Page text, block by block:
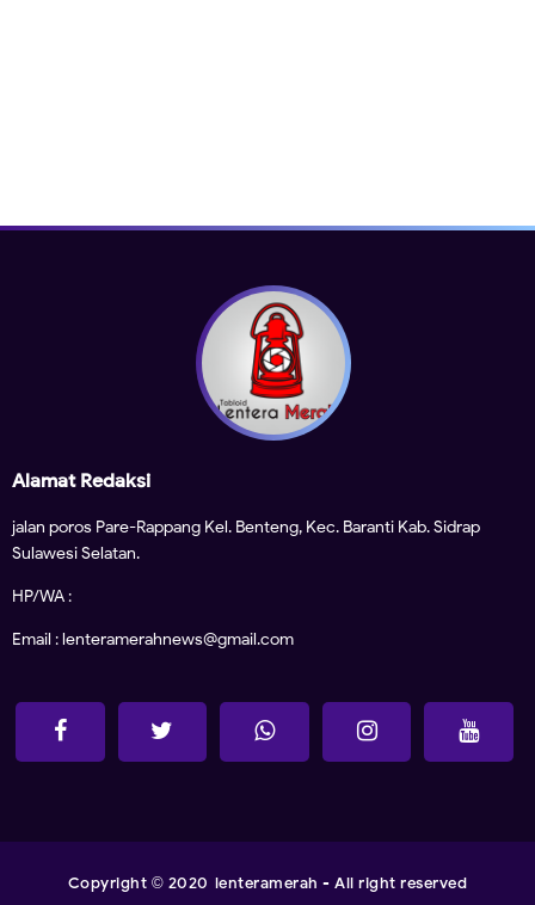
Alamat Redaksi
jalan poros Pare-Rappang Kel. Benteng, Kec. Baranti Kab. Sidrap
Sulawesi Selatan.
HP/WA :
Email : lenteramerahnews@gmail.com
Copyright © 2020 lenteramerah - All right reserved